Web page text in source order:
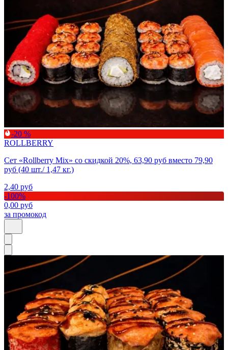
-20 %
ROLLBERRY
Сет «Rollberry Mix» со скидкой 20%, 63,90 руб вместо 79,90
руб (40 шт./ 1,47 кг.)
2,40 руб
-100%
0,00 руб
за промокод